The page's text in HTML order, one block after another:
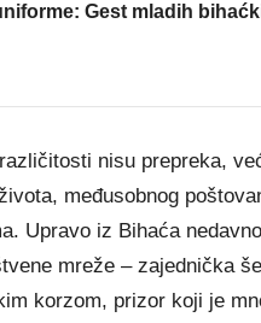
Gest mladih
nisu prepreka,
međusobnog
Upravo iz Bihaća
mreže – zajednička
korzom, prizor koji je